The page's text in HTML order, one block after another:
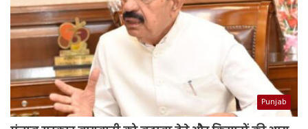
Punjab